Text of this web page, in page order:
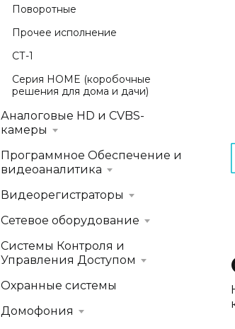
Поворотные
Прочее исполнение
СТ-1
Серия HOME (коробочные
решения для дома и дачи)
Аналоговые HD и CVBS-
камеры
Программное Обеспечение и
видеоаналитика
Видеорегистраторы
Сетевое оборудование
Системы Контроля и
Управления Доступом
Охранные системы
Домофония